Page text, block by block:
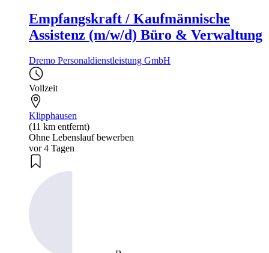
Empfangskraft / Kaufmännische
Assistenz (m/w/d) Büro & Verwaltung
Dremo Personaldienstleistung GmbH
Vollzeit
Klipphausen
(11 km entfernt)
Ohne Lebenslauf bewerben
vor 4 Tagen